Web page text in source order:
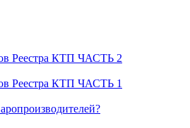
Реестра КТП ЧАСТЬ 2
Реестра КТП ЧАСТЬ 1